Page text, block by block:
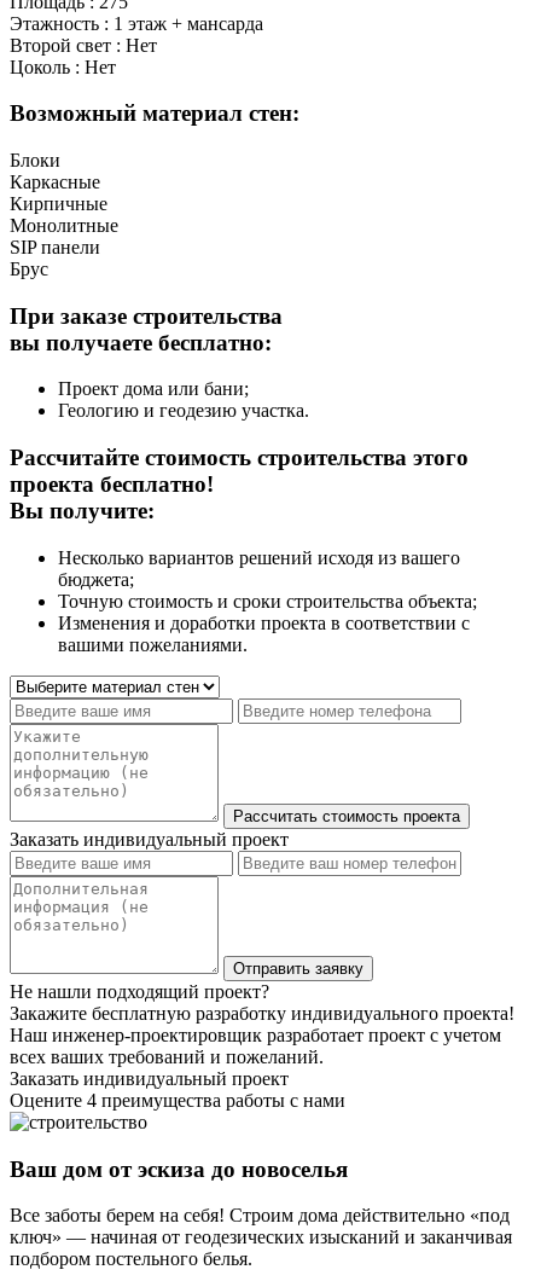
Этажность : 1 этаж + мансарда
Второй свет : Нет
Цоколь : Нет
Возможный материал стен:
Блоки
Каркасные
Кирпичные
Монолитные
SIP панели
Брус
При заказе строительства
вы получаете бесплатно:
Проект дома или бани;
Геологию и геодезию участка.
Рассчитайте стоимость строительства этого
проекта бесплатно!
Вы получите:
Несколько вариантов решений исходя из вашего
бюджета;
Точную стоимость и сроки строительства объекта;
Изменения и доработки проекта в соответствии с
вашими пожеланиями.
Заказать индивидуальный проект
Не нашли подходящий проект?
Закажите бесплатную разработку индивидуального проекта!
Наш инженер-проектировщик разработает проект с учетом
всех ваших требований и пожеланий.
Заказать индивидуальный проект
Оцените 4 преимущества работы с нами
Ваш дом от эскиза до новоселья
Все заботы берем на себя! Строим дома действительно «под
ключ» — начиная от геодезических изысканий и заканчивая
подбором постельного белья.